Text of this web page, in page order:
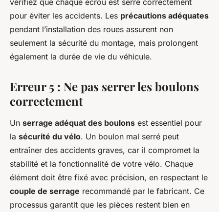
vérifiez que chaque écrou est serré correctement
pour éviter les accidents. Les précautions adéquates
pendant l’installation des roues assurent non
seulement la sécurité du montage, mais prolongent
également la durée de vie du véhicule.
Erreur 5 : Ne pas serrer les boulons
correctement
Un serrage adéquat des boulons est essentiel pour
la sécurité du vélo. Un boulon mal serré peut
entraîner des accidents graves, car il compromet la
stabilité et la fonctionnalité de votre vélo. Chaque
élément doit être fixé avec précision, en respectant le
couple de serrage recommandé par le fabricant. Ce
processus garantit que les pièces restent bien en